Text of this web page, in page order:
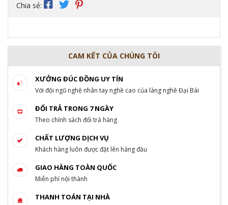
Chia sẻ:
CAM KẾT CỦA CHÚNG TÔI
XƯỞNG ĐÚC ĐỒNG UY TÍN
Với đội ngũ nghệ nhân tay nghề cao của làng nghề Đại Bái
ĐỔI TRẢ TRONG 7 NGÀY
Theo chính sách đổi trả hàng
CHẤT LƯỢNG DỊCH VỤ
Khách hàng luôn được đặt lên hàng đầu
GIAO HÀNG TOÀN QUỐC
Miễn phí nội thành
THANH TOÁN TẠI NHÀ